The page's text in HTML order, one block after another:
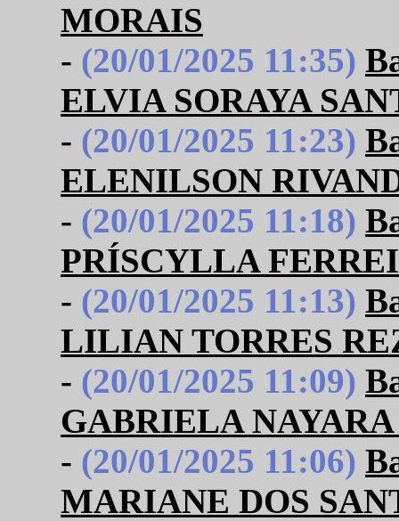
MORAIS
- (20/01/2025 11:35)
ELVIA SORAYA
- (20/01/2025 11:23)
ELENILSON
- (20/01/2025 11:18)
PRÍSCYLLA
- (20/01/2025 11:13)
LILIAN TORRES
- (20/01/2025 11:09)
GABRIELA
- (20/01/2025 11:06)
MARIANE DOS